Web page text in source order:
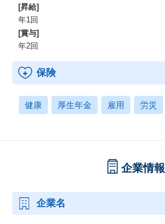
[昇給]
年1回
[賞与]
年2回
保険
健康 厚生年金 雇用 労災
企業情報
企業名